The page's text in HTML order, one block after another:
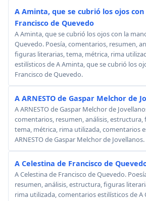
A Aminta, que se cubrió los ojos
Francisco de Quevedo
A Aminta, que se cubrió los ojos con la
Quevedo. Poesía, comentarios, resumen,
figuras literarias, tema, métrica, rima
estilísticos de A Aminta, que se cubrió los
Francisco de Quevedo.
A ARNESTO de Gaspar Melchor de
A ARNESTO de Gaspar Melchor de
comentarios, resumen, análisis, estructura,
tema, métrica, rima utilizada, comentarios
ARNESTO de Gaspar Melchor de Jovellanos.
A Celestina de Francisco de
A Celestina de Francisco de Quevedo.
resumen, análisis, estructura, figuras
rima utilizada, comentarios estilísticos de A